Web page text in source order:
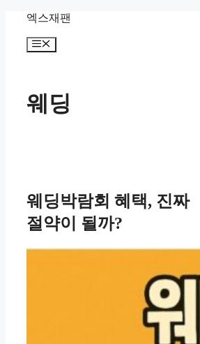
content
엑스재팬
Menu
웨딩
웨딩박람회 혜택, 진짜
절약이 될까?